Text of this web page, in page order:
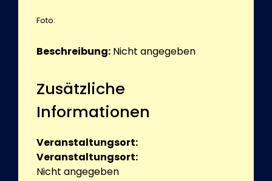
Foto:
Beschreibung: Nicht angegeben
Zusätzliche
Informationen
Veranstaltungsort:
Veranstaltungsort:
Nicht angegeben